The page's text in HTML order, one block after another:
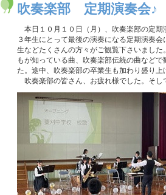
吹奏楽部 定期演奏会♪
本日１０月１０日（月）、吹奏楽部の定期
３年生にとって最後の演奏になる定期演奏
生などたくさんの方々がご観覧下さいまし
もが知っている曲、吹奏楽部伝統の曲などで
た。途中、吹奏楽部の卒業生も加わり盛り上
吹奏楽部の皆さん、お疲れ様でした。そし